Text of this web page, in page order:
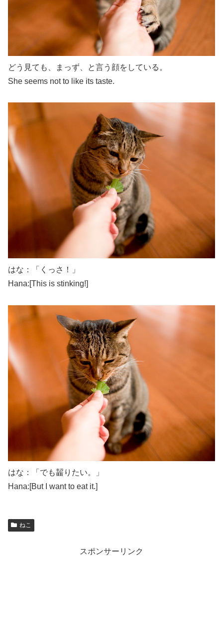
どう見ても、まっず、と言う顔をしている。
She seems not to like its taste.
はな：「くっさ！」
Hana:[This is stinking!]
はな：「でも齧りたい。」
Hana:[But I want to eat it.]
ねこ
スポンサーリンク